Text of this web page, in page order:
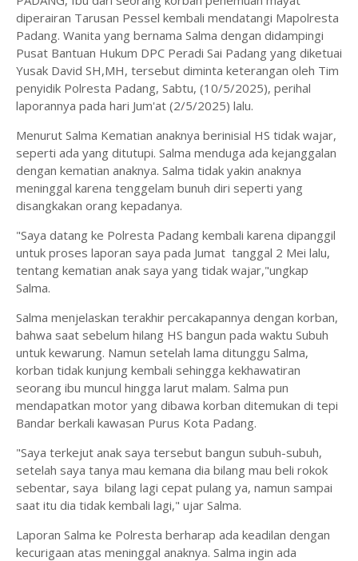
diperairan Tarusan Pessel kembali mendatangi Mapolresta
Padang. Wanita yang bernama Salma dengan didampingi
Pusat Bantuan Hukum DPC Peradi Sai Padang yang diketuai
Yusak David SH,MH, tersebut diminta keterangan oleh Tim
penyidik Polresta Padang, Sabtu, (10/5/2025), perihal
laporannya pada hari Jum'at (2/5/2025) lalu.
Menurut Salma Kematian anaknya berinisial HS tidak wajar,
seperti ada yang ditutupi. Salma menduga ada kejanggalan
dengan kematian anaknya. Salma tidak yakin anaknya
meninggal karena tenggelam bunuh diri seperti yang
disangkakan orang kepadanya.
"Saya datang ke Polresta Padang kembali karena dipanggil
untuk proses laporan saya pada Jumat tanggal 2 Mei lalu,
tentang kematian anak saya yang tidak wajar,"ungkap
Salma.
Salma menjelaskan terakhir percakapannya dengan korban,
bahwa saat sebelum hilang HS bangun pada waktu Subuh
untuk kewarung. Namun setelah lama ditunggu Salma,
korban tidak kunjung kembali sehingga kekhawatiran
seorang ibu muncul hingga larut malam. Salma pun
mendapatkan motor yang dibawa korban ditemukan di tepi
Bandar berkali kawasan Purus Kota Padang.
"Saya terkejut anak saya tersebut bangun subuh-subuh,
setelah saya tanya mau kemana dia bilang mau beli rokok
sebentar, saya bilang lagi cepat pulang ya, namun sampai
saat itu dia tidak kembali lagi," ujar Salma.
Laporan Salma ke Polresta berharap ada keadilan dengan
kecurigaan atas meninggal anaknya. Salma ingin ada